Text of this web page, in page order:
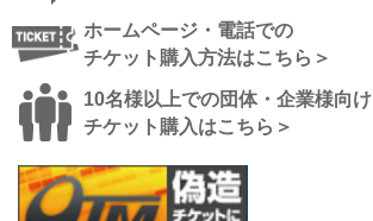
ホームページ・電話での
チケット購入方法はこちら＞
10名様以上での団体・企業様向け
チケット購入はこちら＞